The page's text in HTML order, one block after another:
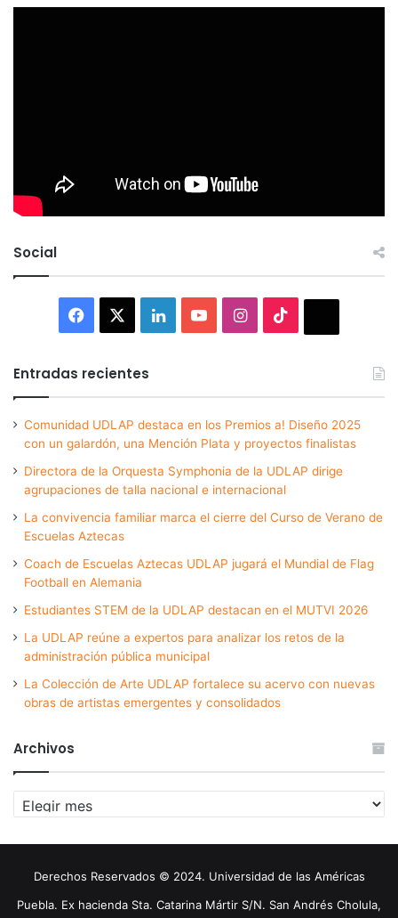
Social
Facebook LinkedInYouTubeInstagram
Entradas recientes
Comunidad UDLAP destaca en los Premios a! Diseño 2025
con un galardón, una Mención Plata y proyectos finalistas
Directora de la Orquesta Symphonia de la UDLAP dirige
agrupaciones de talla nacional e internacional
La convivencia familiar marca el cierre del Curso de Verano de
Escuelas Aztecas
Coach de Escuelas Aztecas UDLAP jugará el Mundial de Flag
Football en Alemania
Estudiantes STEM de la UDLAP destacan en el MUTVI 2026
La UDLAP reúne a expertos para analizar los retos de la
administración pública municipal
La Colección de Arte UDLAP fortalece su acervo con nuevas
obras de artistas emergentes y consolidados
Archivos
Archivos
Derechos Reservados © 2024. Universidad de las Américas
Puebla. Ex hacienda Sta. Catarina Mártir S/N. San Andrés Cholula,